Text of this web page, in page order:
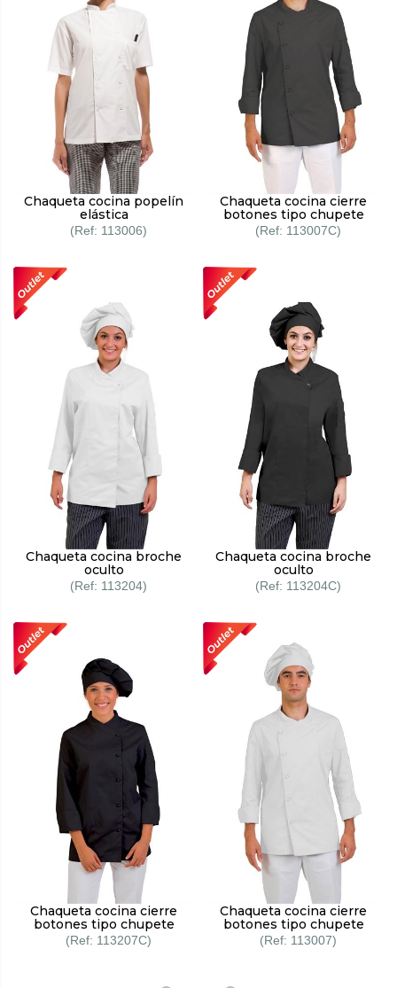
Chaqueta cocina popelín
elástica
113006
Chaqueta cocina cierre
botones tipo chupete
113007C
Chaqueta cocina broche
oculto
113204
Chaqueta cocina broche
oculto
113204C
Chaqueta cocina cierre
botones tipo chupete
113207C
Chaqueta cocina cierre
botones tipo chupete
113007